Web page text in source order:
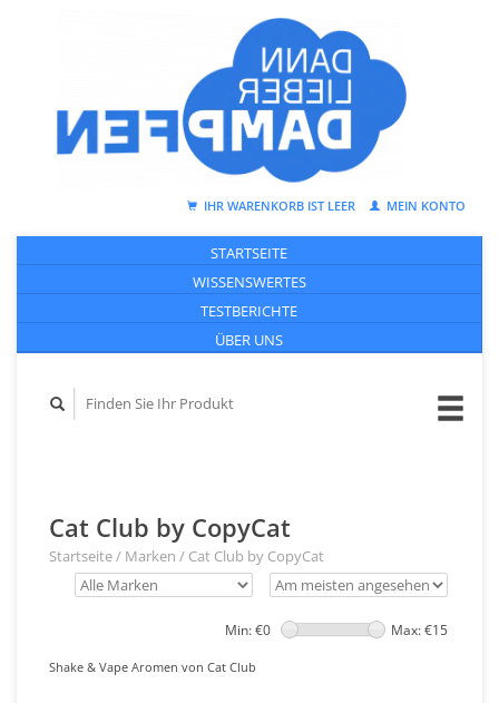
IHR WARENKORB IST LEER MEIN KONTO
STARTSEITE
WISSENSWERTES
TESTBERICHTE
ÜBER UNS
Cat Club by CopyCat
Startseite/ Marken / Cat Club by CopyCat
Min: €0 Max: €15
Shake & Vape Aromen von Cat Club